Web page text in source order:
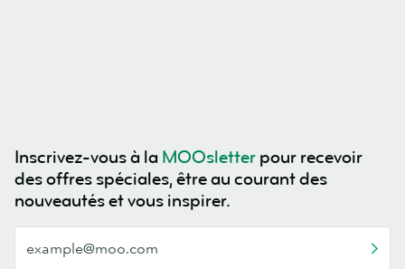
Inscrivez-vous à la MOOsletter pour recevoir
des offres spéciales, être au courant des
nouveautés et vous inspirer.